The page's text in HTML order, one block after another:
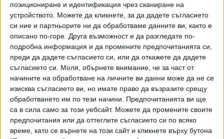
позициониране и идентификация чрез сканиране на
устройството. Можете да кликнете, за да дадете съгласието
си ние и партньорите ни да обработваме данните ви, както е
описано по-горе. Друга възможност е да разгледате по-
подробна информация и да промените предпочитанията си,
преди да дадете съгласието си, или да откажете да дадете
съгласието си. Моля, обърнете внимание, че за част от
начините на обработване на личните ви данни може да не се
изисква съгласието ви, но имате право да възразите срещу
обработването им по тези начини. Предпочитанията ви ще
са в сила само за този уебсайт. Можете да промените своите
предпочитания или да оттеглите съгласието си по всяко
време, като се върнете на този сайт и кликнете върху бутона
ПОСЛЕ Разгледай всички